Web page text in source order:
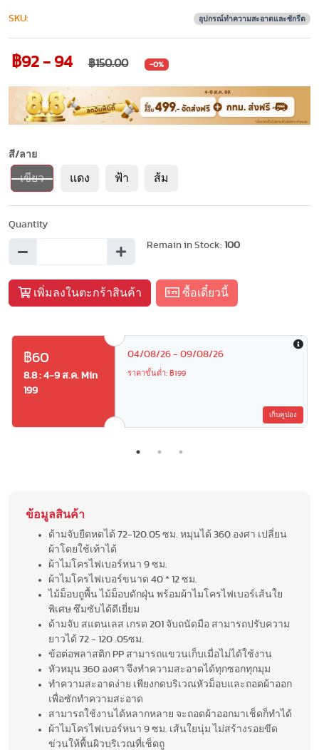
SKU: อุปกรณ์ทำความสะอาดและซักรีด
฿92 - 94 ฿150.00 -0%
สี/ลาย
เขียว แดง ฟ้า ส้ม
Quantity
Remain in Stock: 100
เพิ่มลงในตะกร้าสินค้า ซื้อเดี๋ยวนี้
฿60
8.8 : 4-9 ส.ค. Min
199
04/08/26 - 09/08/26
ราคาขั้นต่ำ: ฿199
เก็บคูปอง
ข้อมูลสินค้า
ด้ามจับยืดหดได้ 72-120.05 ซม. หมุนได้ 360 องศา เปลี่ยน
ผ้าโดยใช้เท้าได้
ผ้าไมโครไฟเบอร์หนา 9 ซม.
ผ้าไมโครไฟเบอร์ขนาด 40 * 12 ซม.
ไม้ม็อบถูพื้น ไม้ม็อบดักฝุ่น พร้อมผ้าไมโครไฟเบอร์เส้นใย
พิเศษ ซึมซับได้ดีเยี่ยม
ด้ามจับ สแตนเลส เกรด 201 จับถนัดมือ สามารถปรับความ
ยาวได้ 72 - 120 .05ซม.
ข้อต่อพลาสติก PP สามารถแขวนเก็บเมื่อไม่ได้ใช้งาน
หัวหมุน 360 องศา จึงทำความสะอาดได้ทุกซอกทุกมุม
ทำความสะอาดง่าย เพียงกดบริเวณหัวม็อบและถอดผ้าออก
เพื่อซักทำความสะอาด
สามารถใช้งานได้หลากหลาย จะถอดผ้าออกมาเช็ดก็ทำได้
ผ้าไมโครไฟเบอร์หนา 9 ซม. เส้นใยนุ่ม ไม่สร้างรอยขีด
ข่วนให้พื้นผิวบริเวณที่เช็ดถู